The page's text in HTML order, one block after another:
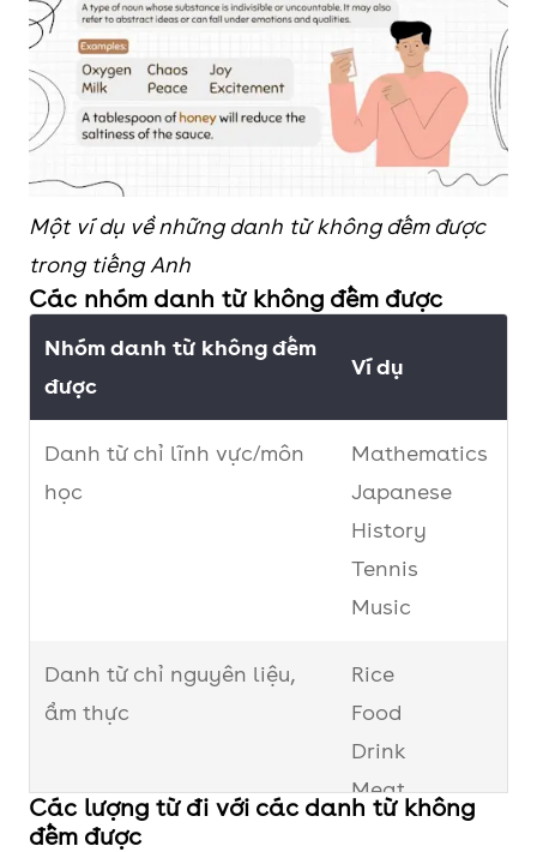
Một ví dụ về những danh từ không đếm được
trong tiếng Anh
Các nhóm danh từ không đếm được
Nhóm danh từ không đếm
được
Ví dụ
Danh từ chỉ lĩnh vực/môn
học
Mathematics
Japanese
History
Tennis
Music
Danh từ chỉ nguyên liệu,
ẩm thực
Rice
Food
Drink
Meat
Các lượng từ đi với các danh từ không
đếm được